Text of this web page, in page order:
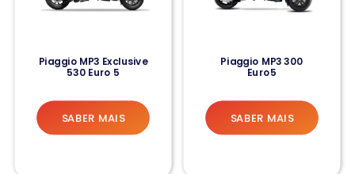
Piaggio MP3 Exclusive
530 Euro 5
SABER MAIS
Piaggio MP3 300
Euro5
SABER MAIS